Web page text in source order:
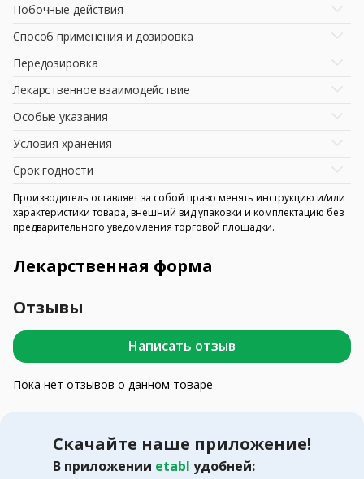
Побочные действия
Способ применения и дозировка
Передозировка
Лекарственное взаимодействие
Особые указания
Условия хранения
Срок годности
Производитель оставляет за собой право менять инструкцию и/или
характеристики товара, внешний вид упаковки и комплектацию без
предварительного уведомления торговой площадки.
Лекарственная форма
Отзывы
Написать отзыв
Пока нет отзывов о данном товаре
Скачайте наше приложение!
В приложении etabl удобней: